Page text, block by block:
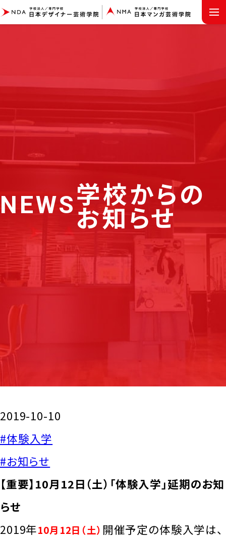
NEWS学校からの
お知らせ
2019-10-10
#体験入学
#お知らせ
【重要】10月12日（土）「体験入学」延期のお知
らせ
2019年10月12日（土） 開催予定の体験入学は、